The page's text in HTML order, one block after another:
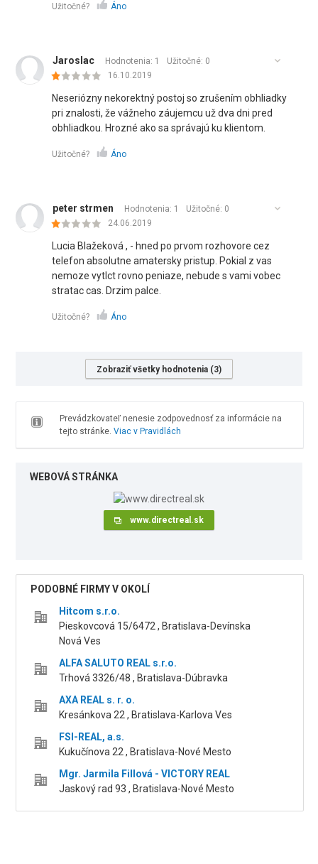
Užitočné? Áno
Jaroslac Hodnotenia: 1 Užitočné: 0
16.10.2019
Neseriózny nekorektný postoj so zrušením obhliadky
pri znalosti, že vážneho záujemcu už dva dni pred
obhliadkou. Hrozné ako sa správajú ku klientom.
Užitočné? Áno
peter strmen Hodnotenia: 1 Užitočné: 0
24.06.2019
Lucia Blažeková , - hned po prvom rozhovore cez
telefon absolutne amatersky pristup. Pokial z vas
nemoze vytlct rovno peniaze, nebude s vami vobec
stratac cas. Drzim palce.
Užitočné? Áno
Zobraziť všetky hodnotenia (3)
Prevádzkovateľ nenesie zodpovednosť za informácie na
tejto stránke. Viac v Pravidlách
WEBOVÁ STRÁNKA
www.directreal.sk
PODOBNÉ FIRMY V OKOLÍ
Hitcom s.r.o.
Pieskovcová 15/6472 , Bratislava-Devínska
Nová Ves
ALFA SALUTO REAL s.r.o.
Trhová 3326/48 , Bratislava-Dúbravka
AXA REAL s. r. o.
Kresánkova 22 , Bratislava-Karlova Ves
FSI-REAL, a.s.
Kukučínova 22 , Bratislava-Nové Mesto
Mgr. Jarmila Fillová - VICTORY REAL
Jaskový rad 93 , Bratislava-Nové Mesto